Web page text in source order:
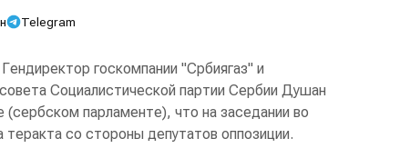
Telegram
Гендиректор госкомпании "Србиягаз" и
Социалистической партии Сербии Душан
(сербском парламенте), что на заседании во
со стороны депутатов оппозиции.